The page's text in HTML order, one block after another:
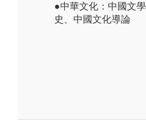
●中華文化：中國文學
史、中國文化導論